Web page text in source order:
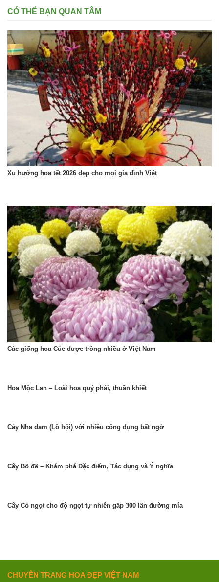
CÓ THỂ BẠN QUAN TÂM
Xu hướng hoa tết 2026 đẹp cho mọi gia đình Việt
Các giống hoa Cúc được trồng nhiều ở Việt Nam
Hoa Mộc Lan – Loài hoa quý phái, thuần khiết
Cây Nha đam (Lô hội) với nhiều công dụng bất ngờ
Cây Bồ đề – Khám phá Đặc điểm, Tác dụng và Ý nghĩa
Cây Cỏ ngọt cho độ ngọt tự nhiên gấp 300 lần đường mía
CHUYÊN TRANG HOA ĐẸP VIỆT NAM